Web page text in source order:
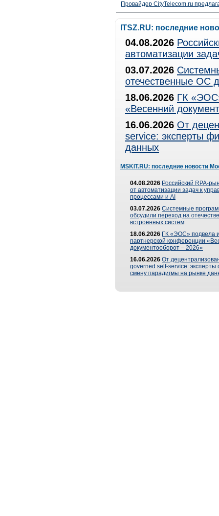
Провайдер CityTelecom.ru
ITSZ.RU: последние
04.08.2026
автоматизации
03.07.2026
отечественные ОС
18.06.2026 ГК
«Весенний
16.06.2026 От
service: эксперты
данных
MSKIT.RU: последние новости
04.08.2026 Российский RPA-
от автоматизации задач к
процессами и AI
03.07.2026 Системные
обсудили переход на
встроенных систем
18.06.2026 ГК «ЭОС» подвела
партнерской конференции
документооборот – 2026»
16.06.2026 От
governed self-service: эксперты
смену парадигмы на рынке